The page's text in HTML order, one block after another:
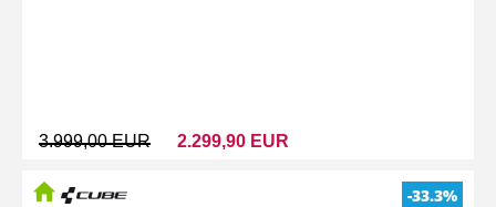
3.999,00 EUR 2.299,90 EUR
-33.3%